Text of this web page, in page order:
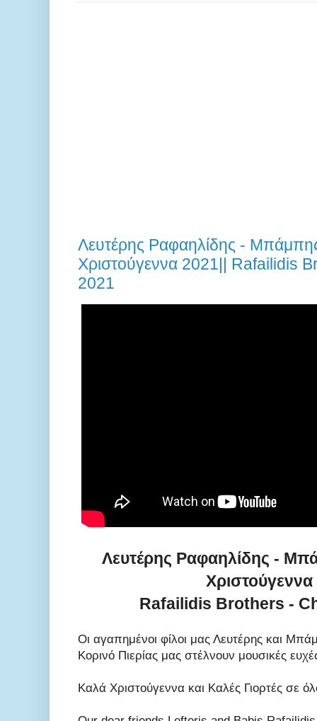
Λευτέρης Ραφαηλίδης -
Χριστούγεννα 2021|| Rafailidis
2021
Λευτέρης Ραφαηλίδης -
Rafailidis Brothers -
Οι αγαπημένοι φίλοι μας Λευτέρης και
Κορινό Πιερίας μας στέλνουν μουσικές
Καλά Χριστούγεννα και Καλές Γιορτές σε